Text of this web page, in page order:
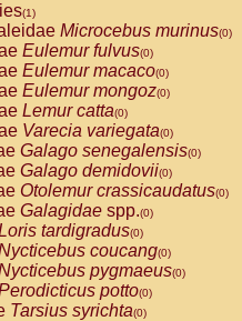
(1)
Microcebus murinus(0)
Eulemur fulvus(0)
Eulemur macaco(0)
Eulemur mongoz(0)
Lemur catta(0)
Varecia variegata(0)
Galago senegalensis(0)
Galago demidovii(0)
Otolemur crassicaudatus(0)
Galagidae spp.(0)
tardigradus(0)
coucang(0)
pygmaeus(0)
potto(0)
Tarsius syrichta(0)